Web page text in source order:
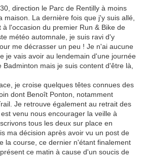
direction le Parc de Rentilly à moins
maison. La dernière fois que j'y suis allé,
l'occasion du premier Run & Bike de
météo automnale, je suis ravi d'y
me décrasser un peu ! Je n'ai aucune
je vais avoir au lendemain d'une journée
mais je suis content d'être là,
je croise quelques têtes connues des
dont Benoît Ponton, notamment
Je retrouve également au retrait des
venu nous encourager la veille à
tous les deux sur place en
ma décision après avoir vu un post de
la course, ce dernier n'étant finalement
ce matin à cause d'un soucis de